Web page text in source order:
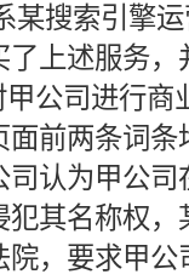
某搜索引擎
上述服务
公司进行
前两条词
认为甲公
其名称权
，要求甲